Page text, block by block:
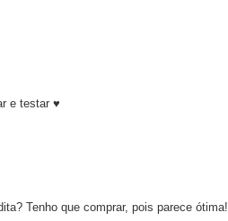
e testar ♥
Tenho que comprar, pois parece ótima!